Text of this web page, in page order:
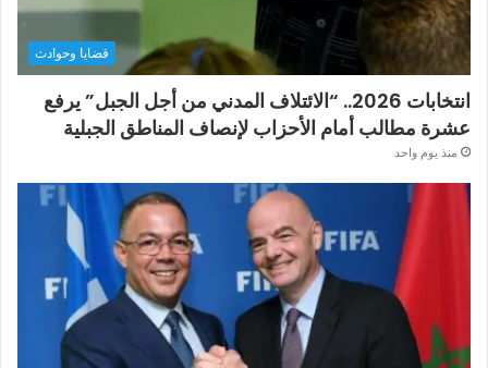
قضايا وحوادث
انتخابات 2026.. “الائتلاف المدني من أجل الجبل” يرفع
عشرة مطالب أمام الأحزاب لإنصاف المناطق الجبلية
منذ يوم واحد